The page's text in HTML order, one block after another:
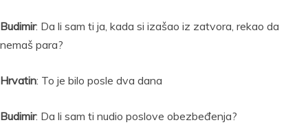
Budimir: Da li sam ti ja, kada si izašao iz zatvora, rekao da
nemaš para?
Hrvatin: To je bilo posle dva dana
Budimir: Da li sam ti nudio poslove obezbeđenja?